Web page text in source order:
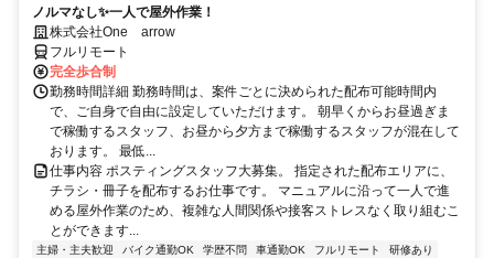
ノルマなし✨一人で屋外作業！
株式会社One arrow
フルリモート
完全歩合制
勤務時間詳細 勤務時間は、案件ごとに決められた配布可能時間内
で、ご自身で自由に設定していただけます。 朝早くからお昼過ぎま
で稼働するスタッフ、お昼から夕方まで稼働するスタッフが混在して
おります。 最低...
仕事内容 ポスティングスタッフ大募集。 指定された配布エリアに、
チラシ・冊子を配布するお仕事です。 マニュアルに沿って一人で進
める屋外作業のため、複雑な人間関係や接客ストレスなく取り組むこ
とができます...
主婦・主夫歓迎 バイク通勤OK 学歴不問 車通勤OK フルリモート
研修あり